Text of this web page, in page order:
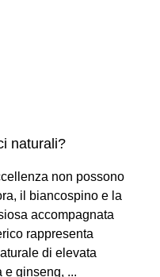
naturali?
non possono
il biancospino e la
accompagnata
rappresenta
di elevata
e ginseng, ...